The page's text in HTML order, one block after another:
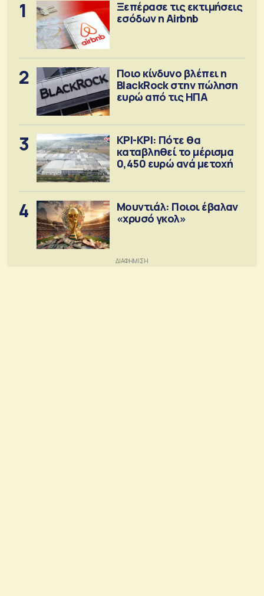
1
Ξεπέρασε τις εκτιμήσεις
εσόδων η Airbnb
2
Ποιο κίνδυνο βλέπει η
BlackRock στην πώληση
ευρώ από τις ΗΠΑ
3
ΚΡΙ-ΚΡΙ: Πότε θα
καταβληθεί το μέρισμα
0,450 ευρώ ανά μετοχή
4
Μουντιάλ: Ποιοι έβαλαν
«χρυσό γκολ»